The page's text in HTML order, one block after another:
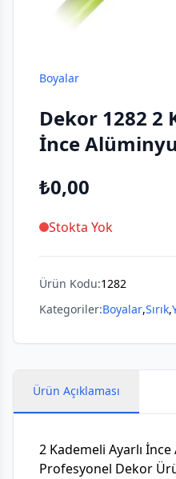
Boyalar
Dekor 1282 2
İnce
₺0,00
Stokta Yok
Ürün Kodu:1282
Kategoriler:Boyalar,Sırık,
Ürün Açıklaması
2 Kademeli Ayarlı İnce
Profesyonel Dekor